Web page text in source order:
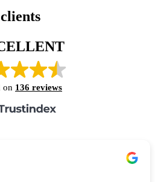
on 136 reviews